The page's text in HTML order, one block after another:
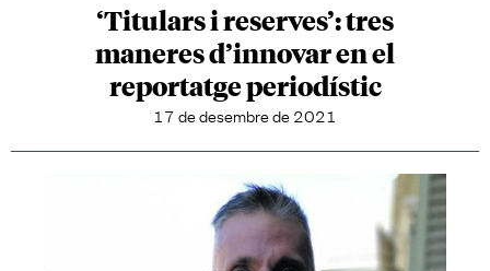
‘Titulars i reserves’: tres
maneres d’innovar en el
reportatge periodístic
17 de desembre de 2021